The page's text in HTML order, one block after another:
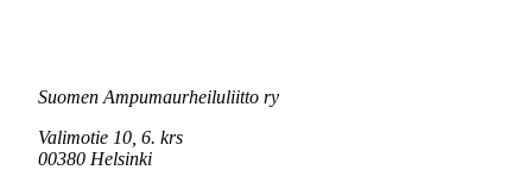
Suomen Ampumaurheiluliitto ry
Valimotie 10, 6. krs
00380 Helsinki